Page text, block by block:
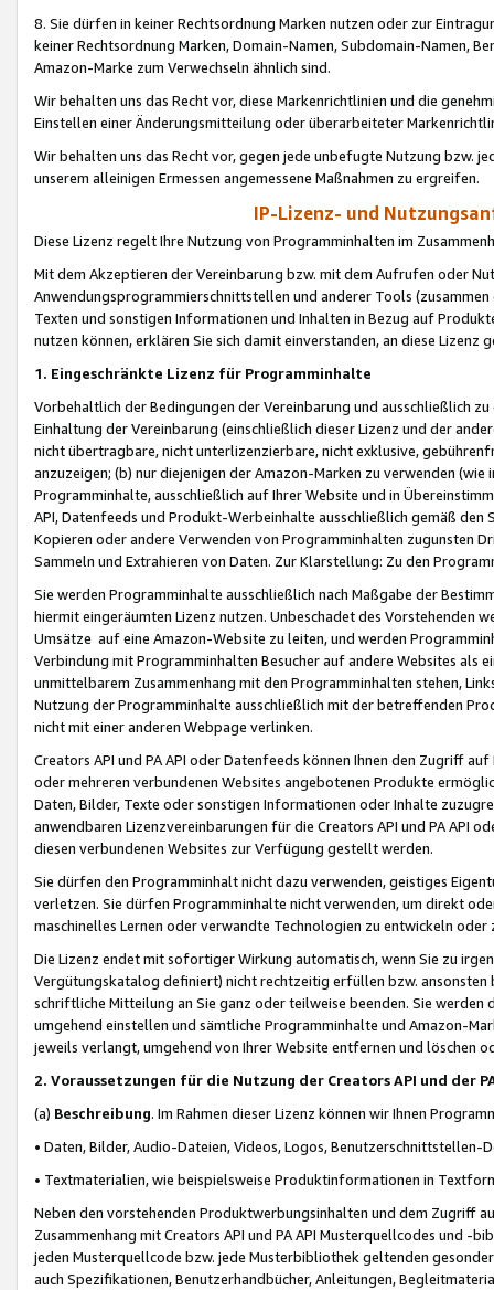
8. Sie dürfen in keiner Rechtsordnung Marken nutzen oder zur
keiner Rechtsordnung Marken, Domain-Namen, Subdomain-Namen,
Amazon-Marke zum Verwechseln ähnlich sind.
Wir behalten uns das Recht vor, diese Markenrichtlinien und die
Einstellen einer Änderungsmitteilung oder überarbeiteter
Wir behalten uns das Recht vor, gegen jede unbefugte Nutzung bzw.
unserem alleinigen Ermessen angemessene Maßnahmen zu ergreifen.
IP-Lizenz- und
Diese Lizenz regelt Ihre Nutzung von Programminhalten im
Mit dem Akzeptieren der Vereinbarung bzw. mit dem Aufrufen oder
Anwendungsprogrammierschnittstellen und anderer Tools (zusammen
Texten und sonstigen Informationen und Inhalten in Bezug auf
nutzen können, erklären Sie sich damit einverstanden, an diese Lizenz
1. Eingeschränkte Lizenz für Programminhalte
Vorbehaltlich der Bedingungen der Vereinbarung und ausschließlich
Einhaltung der Vereinbarung (einschließlich dieser Lizenz und der
nicht übertragbare, nicht unterlizenzierbare, nicht exklusive,
anzuzeigen; (b) nur diejenigen der Amazon-Marken zu verwenden
Programminhalte, ausschließlich auf Ihrer Website und in
API, Datenfeeds und Produkt-Werbeinhalte ausschließlich gemäß
Kopieren oder andere Verwenden von Programminhalten zugunsten
Sammeln und Extrahieren von Daten. Zur Klarstellung: Zu den
Sie werden Programminhalte ausschließlich nach Maßgabe der
hiermit eingeräumten Lizenz nutzen. Unbeschadet des Vorstehenden
Umsätze auf eine Amazon-Website zu leiten, und werden
Verbindung mit Programminhalten Besucher auf andere Websites als
unmittelbarem Zusammenhang mit den Programminhalten stehen,
Nutzung der Programminhalte ausschließlich mit der betreffenden
nicht mit einer anderen Webpage verlinken.
Creators API und PA API oder Datenfeeds können Ihnen den Zugriff
oder mehreren verbundenen Websites angebotenen Produkte
Daten, Bilder, Texte oder sonstigen Informationen oder Inhalte
anwendbaren Lizenzvereinbarungen für die Creators API und PA API
diesen verbundenen Websites zur Verfügung gestellt werden.
Sie dürfen den Programminhalt nicht dazu verwenden, geistiges
verletzen. Sie dürfen Programminhalte nicht verwenden, um direkt
maschinelles Lernen oder verwandte Technologien zu entwickeln
Die Lizenz endet mit sofortiger Wirkung automatisch, wenn Sie zu
Vergütungskatalog definiert) nicht rechtzeitig erfüllen bzw. ansonsten
schriftliche Mitteilung an Sie ganz oder teilweise beenden. Sie werden
umgehend einstellen und sämtliche Programminhalte und Amazon-
jeweils verlangt, umgehend von Ihrer Website entfernen und löschen
2. Voraussetzungen für die Nutzung der Creators API und der
(a) Beschreibung. Im Rahmen dieser Lizenz können wir Ihnen
• Daten, Bilder, Audio-Dateien, Videos, Logos, Benutzerschnittstellen-
• Textmaterialien, wie beispielsweise Produktinformationen in
Neben den vorstehenden Produktwerbungsinhalten und dem Zugriff
Zusammenhang mit Creators API und PA API Musterquellcodes und
jeden Musterquellcode bzw. jede Musterbibliothek geltenden
auch Spezifikationen, Benutzerhandbücher, Anleitungen,